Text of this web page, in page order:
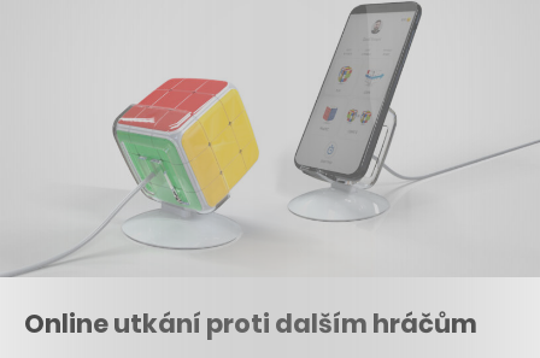
Online utkání proti dalším hráčům